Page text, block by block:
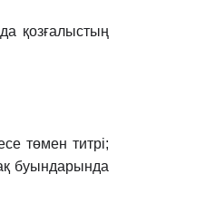
қозғалыстың
төмен титрі;
буындарында